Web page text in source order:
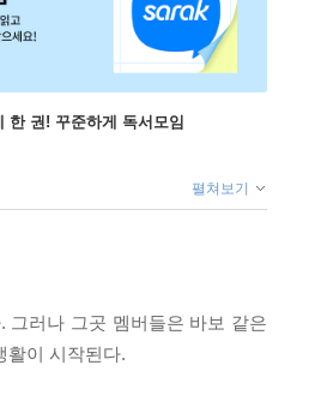
한 권! 꾸준하게 독서모임
펼쳐보기
그러나 그곳 멤버들은 바보 같은
활이 시작된다.